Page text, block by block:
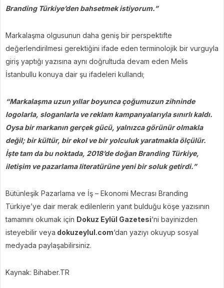
Branding Türkiye’den bahsetmek istiyorum.”
Markalaşma olgusunun daha geniş bir perspektifte
değerlendirilmesi gerektiğini ifade eden terminolojik bir vurguyla
giriş yaptığı yazısına aynı doğrultuda devam eden Melis
İstanbullu konuya dair şu ifadeleri kullandı;
“Markalaşma uzun yıllar boyunca çoğumuzun zihninde
logolarla, sloganlarla ve reklam kampanyalarıyla sınırlı kaldı.
Oysa bir markanın gerçek gücü, yalnızca görünür olmakla
değil; bir kültür, bir ekol ve bir yolculuk yaratmakla ölçülür.
İşte tam da bu noktada, 2018’de doğan Branding Türkiye,
iletişim ve pazarlama literatürüne yeni bir soluk getirdi.”
Bütünleşik Pazarlama ve İş – Ekonomi Mecrası Branding
Türkiye’ye dair merak edilenlerin yanıt bulduğu köşe yazısının
tamamını okumak için Dokuz Eylül Gazetesi‘ni bayinizden
isteyebilir veya dokuzeylul.com‘dan yazıyı okuyup sosyal
medyada paylaşabilirsiniz.
Kaynak: Bihaber.TR